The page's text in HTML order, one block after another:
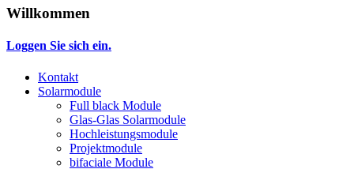
Willkommen
Loggen Sie sich ein.
Kontakt
Solarmodule
Full black Module
Glas-Glas Solarmodule
Hochleistungsmodule
Projektmodule
bifaciale Module